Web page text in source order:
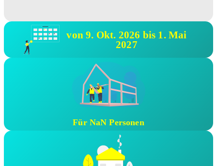
von 9. Okt. 2026 bis 1. Mai
2027
Für NaN Personen